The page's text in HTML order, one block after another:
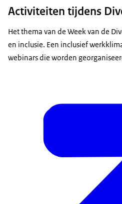
Activiteiten tijdens
Het thema van de Week van de
en inclusie. Een inclusief
webinars die worden